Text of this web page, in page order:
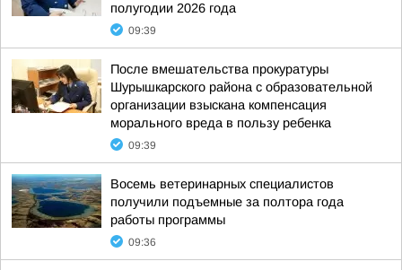
полугодии 2026 года
09:39
После вмешательства прокуратуры
Шурышкарского района с образовательной
организации взыскана компенсация
морального вреда в пользу ребенка
09:39
Восемь ветеринарных специалистов
получили подъемные за полтора года
работы программы
09:36